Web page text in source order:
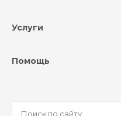
Услуги
Помощь